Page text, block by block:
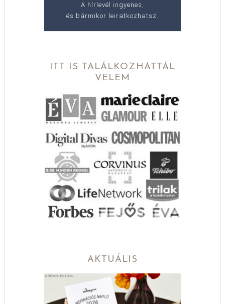
A hírlevél ingyenes,
és bármikor leiratkozhatsz.
ITT IS TALÁLKOZHATTÁL
VELEM
AKTUÁLIS